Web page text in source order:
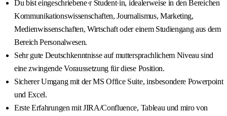
Du bist eingeschriebene·r Student·in, idealerweise in den Bereichen
Kommunikationswissenschaften, Journalismus, Marketing,
Medienwissenschaften, Wirtschaft oder einem Studiengang aus dem
Bereich Personalwesen.
Sehr gute Deutschkenntnisse auf muttersprachlichem Niveau sind
eine zwingende Voraussetzung für diese Position.
Sicherer Umgang mit der MS Office Suite, insbesondere Powerpoint
und Excel.
Erste Erfahrungen mit JIRA/Confluence, Tableau und miro von